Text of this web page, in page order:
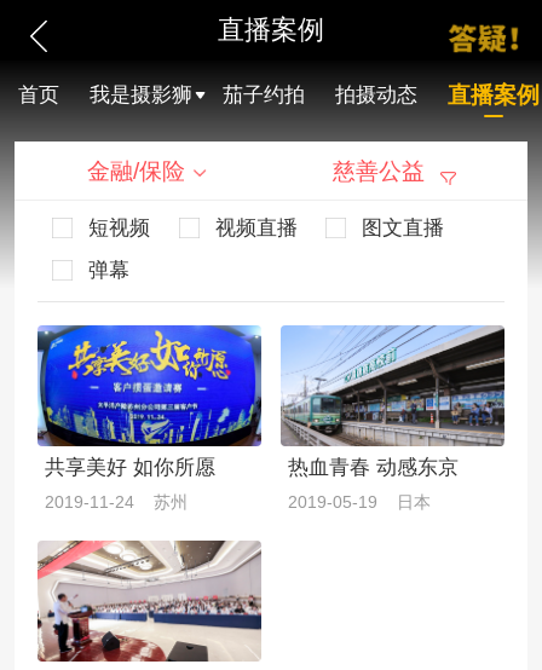
直播案例
首页 我是摄影狮 茄子约拍 拍摄动态 直播案例
金融/保险 慈善公益
短视频 视频直播
图文直播
弹幕
共享美好 如你所愿
2019-11-24 苏州
热血青春 动感东京
2019-05-19 日本